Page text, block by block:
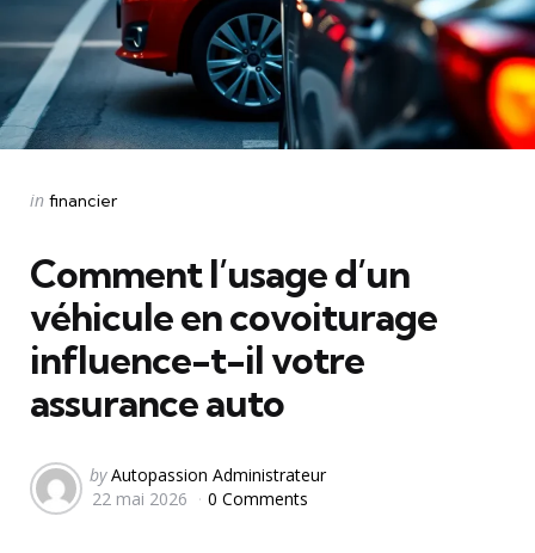
Categories
Posted
in financier
Comment l’usage d’un
véhicule en covoiturage
influence-t-il votre
assurance auto
Posted
by
by Autopassion Administrateur
22 mai 2026
0 Comments